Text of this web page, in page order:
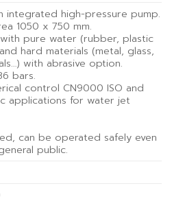
integrated high-pressure pump.
1050 x 750 mm.
pure water (rubber, plastic
hard materials (metal, glass,
with abrasive option.
bars.
control CN9000 ISO and
applications for water jet
can be operated safely even
public.